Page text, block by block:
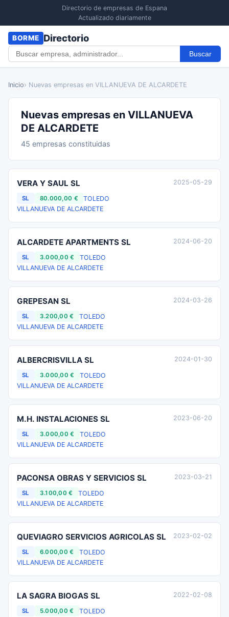
Directorio de empresas de Espana
Actualizado diariamente
BORME Directorio
Buscar
Inicio› Nuevas empresas en VILLANUEVA DE ALCARDETE
Nuevas empresas en VILLANUEVA
DE ALCARDETE
45 empresas constituidas
VERA Y SAUL SL
SL 80.000,00 €
TOLEDO
VILLANUEVA DE ALCARDETE
2025-05-29
ALCARDETE APARTMENTS SL
SL 3.000,00 €
TOLEDO
VILLANUEVA DE ALCARDETE
2024-06-20
GREPESAN SL
SL 3.200,00 €
TOLEDO
VILLANUEVA DE ALCARDETE
2024-03-26
ALBERCRISVILLA SL
SL 3.000,00 €
TOLEDO
VILLANUEVA DE ALCARDETE
2024-01-30
M.H. INSTALACIONES SL
SL 3.000,00 €
TOLEDO
VILLANUEVA DE ALCARDETE
2023-06-20
PACONSA OBRAS Y SERVICIOS SL
SL 3.100,00 €
TOLEDO
VILLANUEVA DE ALCARDETE
2023-03-21
QUEVIAGRO SERVICIOS AGRICOLAS SL
SL 6.000,00 €
TOLEDO
VILLANUEVA DE ALCARDETE
2023-02-02
LA SAGRA BIOGAS SL
SL 5.000,00 €
TOLEDO
2022-02-08